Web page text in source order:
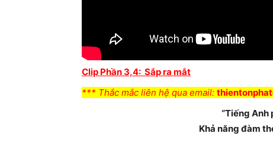
Clip Phần 3,4: Sắp ra mắt
*** Thắc mắc liên hệ qua email:
“Tiếng Anh
Khả năng đàm